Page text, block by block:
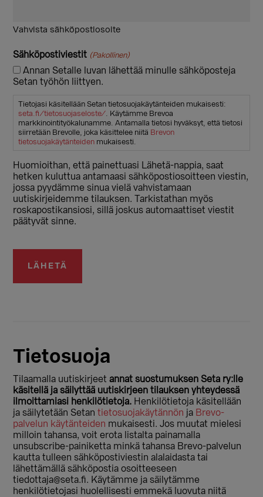
Vahvista sähköpostiosoite
Sähköpostiviestit (Pakollinen)
Annan Setalle luvan lähettää minulle sähköposteja
Setan työhön liittyen.
Tietojasi käsitellään Setan tietosuojakäytänteiden mukaisesti:
seta.fi/tietosuojaseloste/ . Käytämme Brevoa
markkinointityökalunamme. Antamalla tietosi hyväksyt, että tietosi
siirretään Brevolle, joka käsittelee niitä Brevon
tietosuojakäytänteiden mukaisesti.
Huomioithan, että painettuasi Lähetä-nappia, saat
hetken kuluttua antamaasi sähköpostiosoitteen viestin,
jossa pyydämme sinua vielä vahvistamaan
uutiskirjeidemme tilauksen. Tarkistathan myös
roskapostikansiosi, sillä joskus automaattiset viestit
päätyvät sinne.
Tietosuoja
Tilaamalla uutiskirjeetannat suostumuksen Seta ry:lle
käsitellä ja säilyttää uutiskirjeen tilauksen yhteydessä
ilmoittamiasi henkilötietoja. Henkilötietoja käsitellään
ja säilytetään Setantietosuojakäytännön ja Brevo-
palvelun käytänteiden mukaisesti. Jos muutat mielesi
milloin tahansa, voit erota listalta painamalla
unsubscribe-painiketta minkä tahansa Brevo-palvelun
kautta tulleen sähköpostiviestin alalaidasta tai
lähettämällä sähköpostia osoitteeseen
tiedottaja@seta.fi. Käytämme ja säilytämme
henkilötietojasi huolellisesti emmekä luovuta niitä